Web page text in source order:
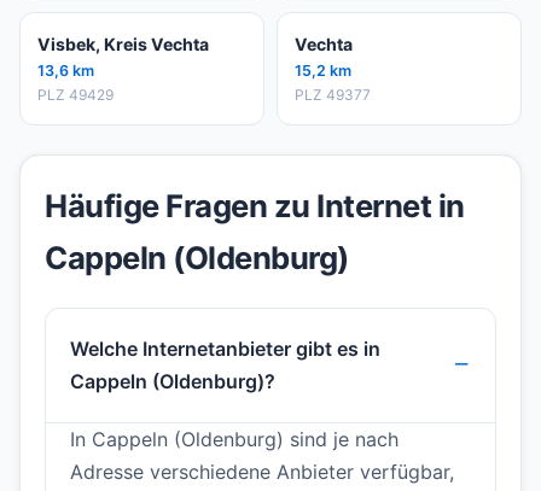
Visbek, Kreis Vechta
13,6 km
PLZ 49429
Vechta
15,2 km
PLZ 49377
Häufige Fragen zu Internet in
Cappeln (Oldenburg)
Welche Internetanbieter gibt es in
Cappeln (Oldenburg)?
In Cappeln (Oldenburg) sind je nach
Adresse verschiedene Anbieter verfügbar,